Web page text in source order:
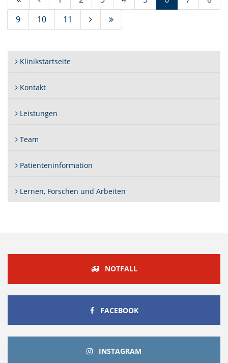
9
10 11
Klinikstartseite
Kontakt
Leistungen
Team
Patienteninformation
Lernen, Forschen und Arbeiten
NOTFALL
FACEBOOKFACEBOOK
INSTAGRAM